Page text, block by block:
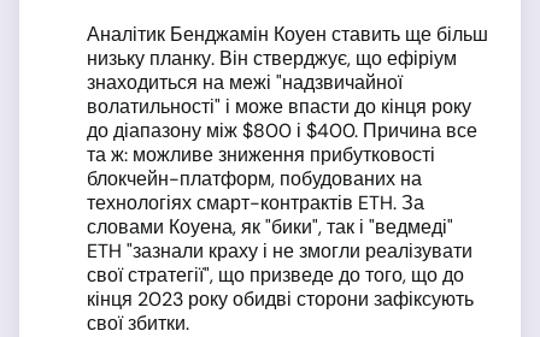
Аналітик Бенджамін Коуен ставить ще більш
низьку планку. Він стверджує, що ефіріум
знаходиться на межі "надзвичайної
волатильності" і може впасти до кінця року
до діапазону між $800 і $400. Причина все
та ж: можливе зниження прибутковості
блокчейн-платформ, побудованих на
технологіях смарт-контрактів ETH. За
словами Коуена, як "бики", так і "ведмеді"
ETH "зазнали краху і не змогли реалізувати
свої стратегії", що призведе до того, що до
кінця 2023 року обидві сторони зафіксують
свої збитки.